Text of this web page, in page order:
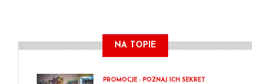
NA TOPIE
PROMOCJE - POZNAJ ICH SEKRET